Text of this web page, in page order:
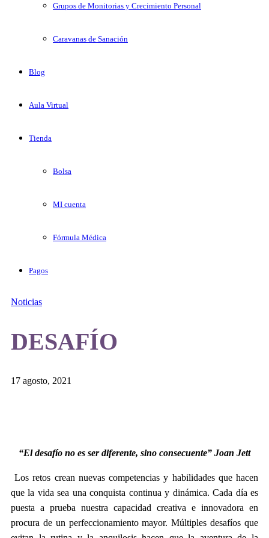
Grupos de Monitorias y Crecimiento Personal
Caravanas de Sanación
Blog
Aula Virtual
Tienda
Bolsa
MI cuenta
Fórmula Médica
Pagos
Noticias
DESAFÍO
17 agosto, 2021
“El desafío no es ser diferente, sino consecuente” Joan Jett
Los retos crean nuevas competencias y habilidades que hacen
que la vida sea una conquista continua y dinámica. Cada día es
puesta a prueba nuestra capacidad creativa e innovadora en
procura de un perfeccionamiento mayor. Múltiples desafíos que